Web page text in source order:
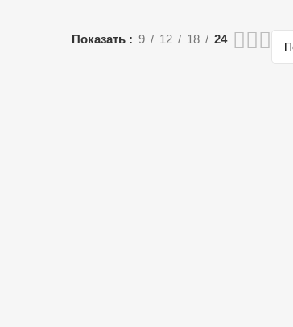
Показать 9 12 18 24